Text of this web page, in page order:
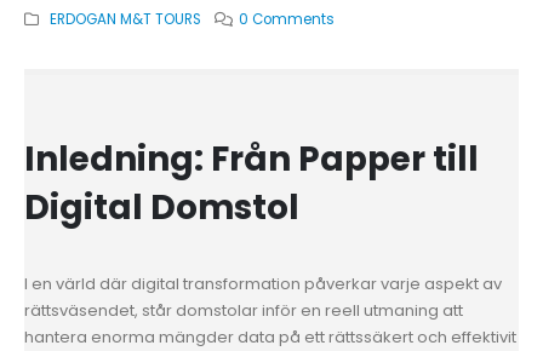
ERDOGAN M&T TOURS 0 Comments
Inledning: Från Papper till
Digital Domstol
I en värld där digital transformation påverkar varje aspekt av
rättsväsendet, står domstolar inför en reell utmaning att
hantera enorma mängder data på ett rättssäkert och effektivit